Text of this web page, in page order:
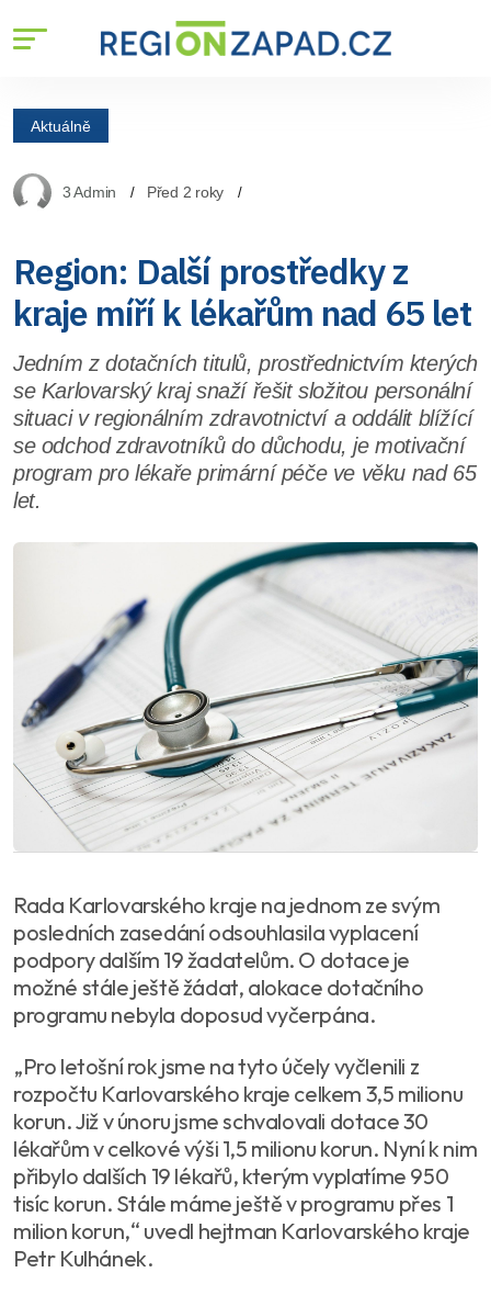
Aktuálně
3 Admin Před 2 roky
Region: Další prostředky z
kraje míří k lékařům nad 65 let
Jedním z dotačních titulů, prostřednictvím kterých
se Karlovarský kraj snaží řešit složitou personální
situaci v regionálním zdravotnictví a oddálit blížící
se odchod zdravotníků do důchodu, je motivační
program pro lékaře primární péče ve věku nad 65
let.
Rada Karlovarského kraje na jednom ze svým
posledních zasedání odsouhlasila vyplacení
podpory dalším 19 žadatelům. O dotace je
možné stále ještě žádat, alokace dotačního
programu nebyla doposud vyčerpána.
„Pro letošní rok jsme na tyto účely vyčlenili z
rozpočtu Karlovarského kraje celkem 3,5 milionu
korun. Již v únoru jsme schvalovali dotace 30
lékařům v celkové výši 1,5 milionu korun. Nyní k nim
přibylo dalších 19 lékařů, kterým vyplatíme 950
tisíc korun. Stále máme ještě v programu přes 1
milion korun,“ uvedl hejtman Karlovarského kraje
Petr Kulhánek.